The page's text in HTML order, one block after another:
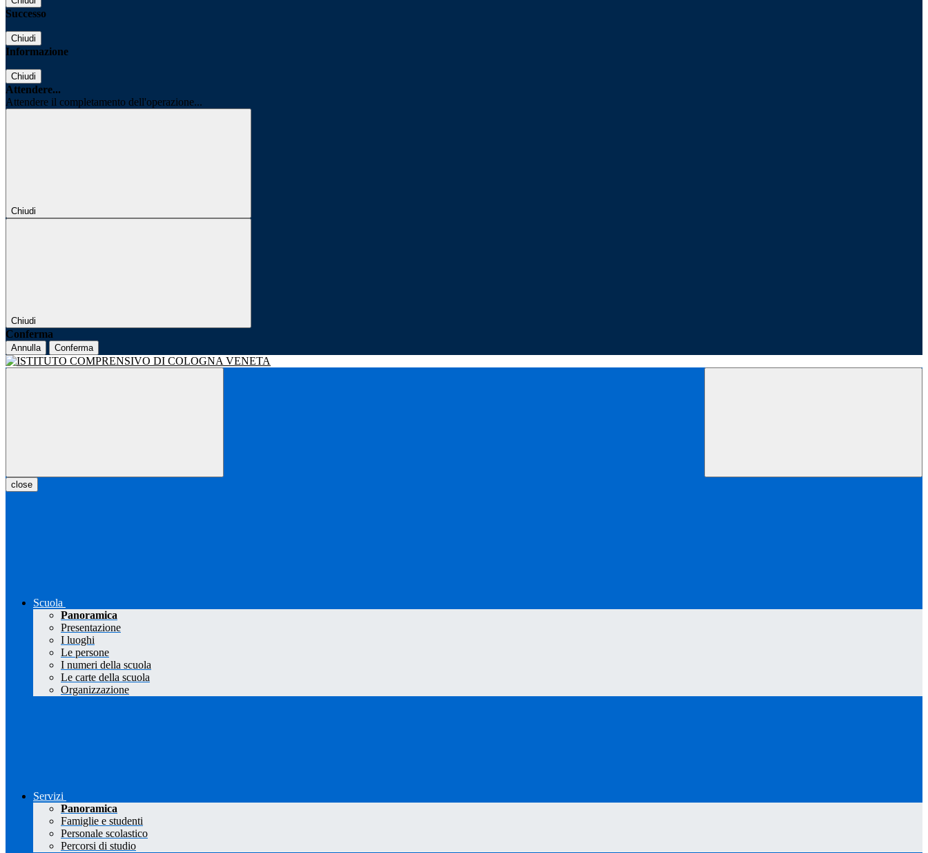
Successo
Chiudi
Informazione
Chiudi
Attendere...
Attendere il completamento dell'operazione...
Chiudi
Chiudi
Conferma
Annulla Conferma
close
Scuola
Panoramica
Presentazione
I luoghi
Le persone
I numeri della scuola
Le carte della scuola
Organizzazione
Servizi
Panoramica
Famiglie e studenti
Personale scolastico
Percorsi di studio